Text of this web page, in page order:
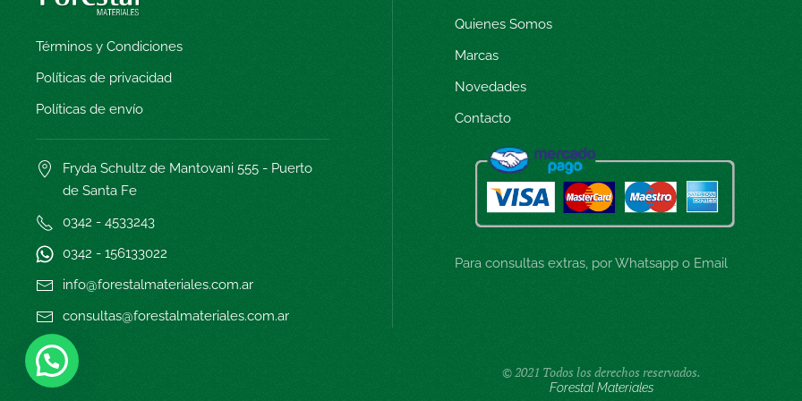
Términos y Condiciones
Políticas de privacidad
Políticas de envío
Fryda Schultz de Mantovani 555 - Puerto
de Santa Fe
0342 - 4533243
0342 - 156133022
info@forestalmateriales.com.ar
consultas@forestalmateriales.com.ar
Quienes Somos
Marcas
Novedades
Contacto
Para consultas extras, por Whatsapp o Email
© 2021 Todos los derechos reservados.
Forestal Materiales